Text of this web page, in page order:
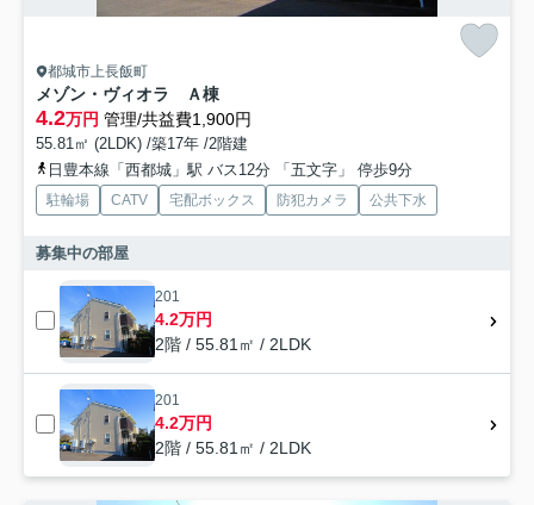
都城市上長飯町
メゾン・ヴィオラ Ａ棟
4.2万円 管理/共益費1,900円
55.81㎡ (2LDK) /築17年 /2階建
日豊本線「西都城」駅 バス12分 「五文字」 停歩9分
駐輪場 CATV 宅配ボックス 防犯カメラ 公共下水
募集中の部屋
201
4.2万円
2階 / 55.81㎡ / 2LDK
201
4.2万円
2階 / 55.81㎡ / 2LDK